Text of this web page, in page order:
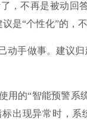
，不再是被动回
是“个性化”的，
动手做事。建议
用的“智能预警系
出现异常时，系